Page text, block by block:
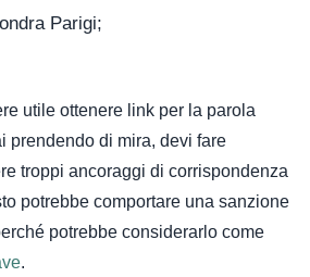
Parigi;
utile ottenere link per la parola
prendendo di mira, devi fare
troppi ancoraggi di corrispondenza
potrebbe comportare una sanzione
potrebbe considerarlo come
.